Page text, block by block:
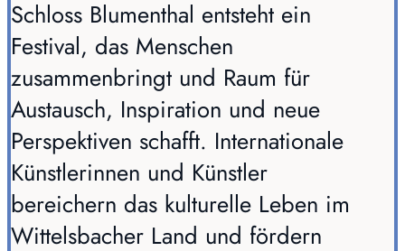
Schloss Blumenthal entsteht ein
Festival, das Menschen
zusammenbringt und Raum für
Austausch, Inspiration und neue
Perspektiven schafft. Internationale
Künstlerinnen und Künstler
bereichern das kulturelle Leben im
Wittelsbacher Land und fördern